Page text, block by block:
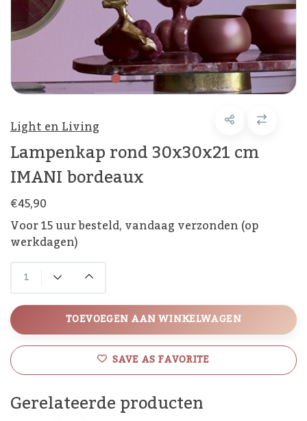
Light en Living
Lampenkap rond 30x30x21 cm
IMANI bordeaux
€45,90
Voor 15 uur besteld, vandaag verzonden (op
werkdagen)
TOEVOEGEN AAN WINKELWAGEN
SAVE AS FAVORITE
Gerelateerde producten